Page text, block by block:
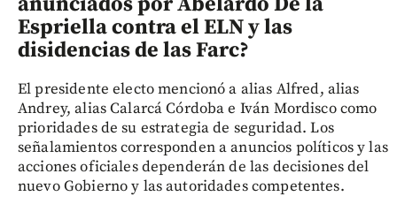
Espriella contra el ELN y las
disidencias de las Farc?
El presidente electo mencionó a alias Alfred, alias
Andrey, alias Calarcá Córdoba e Iván Mordisco como
prioridades de su estrategia de seguridad. Los
señalamientos corresponden a anuncios políticos y las
acciones oficiales dependerán de las decisiones del
nuevo Gobierno y las autoridades competentes.